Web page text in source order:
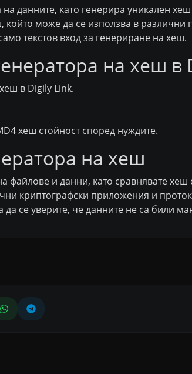
на данните, като генерира уникален
може да се използва в различни
текстов вход за генериране на хеш.
на хеш в
в Digily Link.
хеш стойност според нуждите.
на хеш
файлове и данни, като сравнявате хеш
криптографски приложения и
да се уверите, че данните не са били